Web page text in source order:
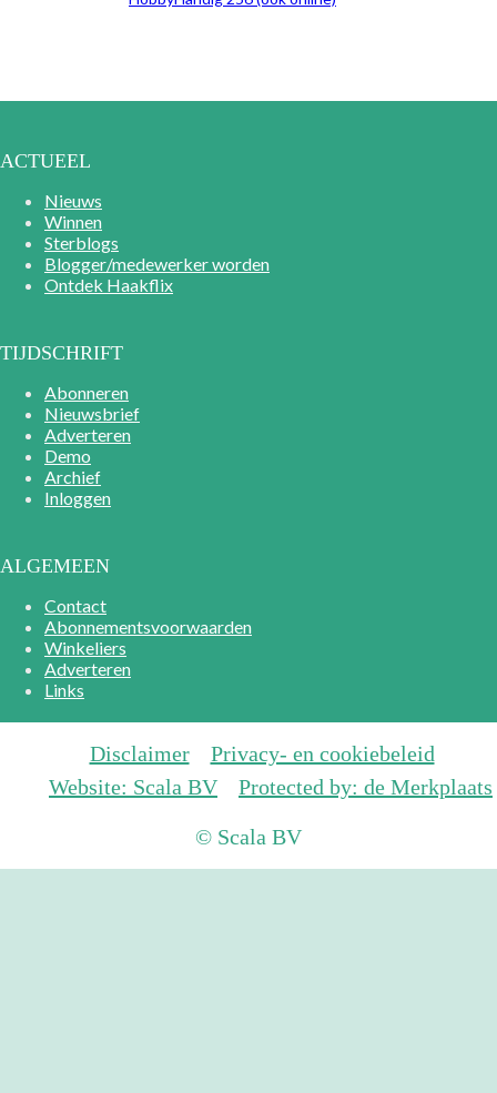
ACTUEEL
Nieuws
Winnen
Sterblogs
Blogger/medewerker worden
Ontdek Haakflix
TIJDSCHRIFT
Abonneren
Nieuwsbrief
Adverteren
Demo
Archief
Inloggen
ALGEMEEN
Contact
Abonnementsvoorwaarden
Winkeliers
Adverteren
Links
Disclaimer
Privacy- en cookiebeleid
Website: Scala BV
Protected by: de Merkplaats
© Scala BV